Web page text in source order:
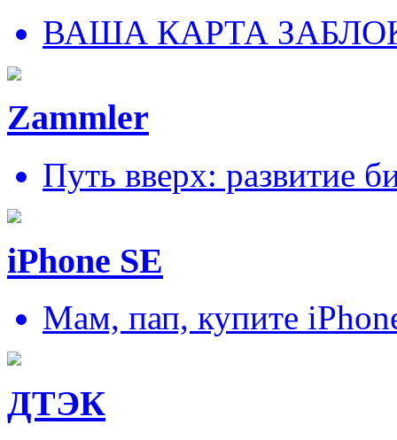
ВАША КАРТА
Zammler
Путь вверх: развитие
iPhone SE
Мам, пап, купите
ДТЭК